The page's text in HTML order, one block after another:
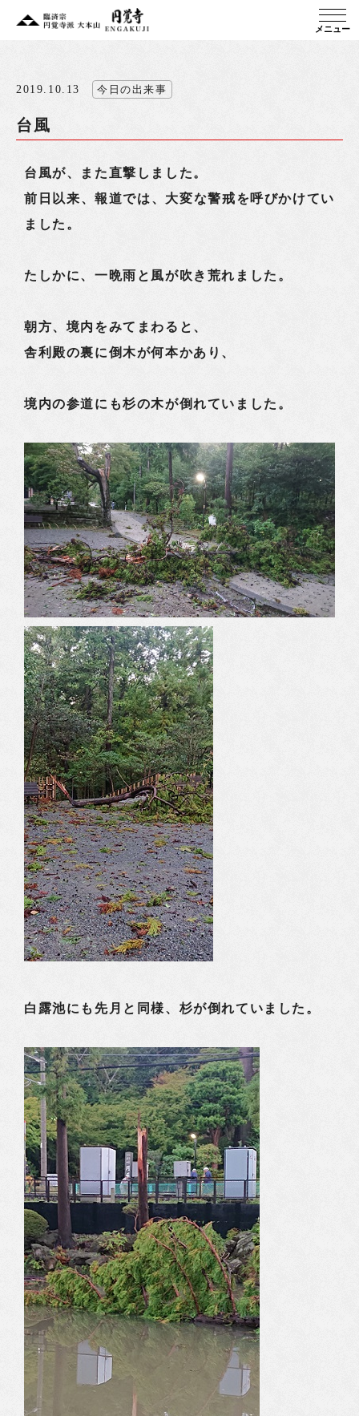
メニュー
2019.10.13 今日の出来事
台風
台風が、また直撃しました。
前日以来、報道では、大変な警戒を呼びかけてい
ました。
たしかに、一晩雨と風が吹き荒れました。
朝方、境内をみてまわると、
舎利殿の裏に倒木が何本かあり、
境内の参道にも杉の木が倒れていました。
白露池にも先月と同様、杉が倒れていました。